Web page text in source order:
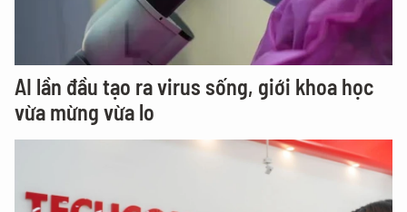
AI lần đầu tạo ra virus sống, giới khoa học
vừa mừng vừa lo